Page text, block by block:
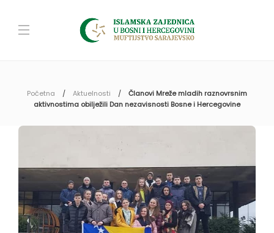
Početna Aktuelnosti
Članovi Mreže mladih raznovrsnim
aktivnostima obilježili Dan nezavisnosti Bosne i Hercegovine